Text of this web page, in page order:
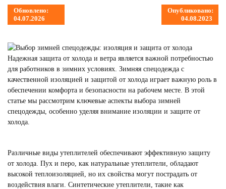
Обновлено:
04.07.2026
Опубликовано:
04.08.2023
Надежная защита от холода и ветра является важной потребностью
для работников в зимних условиях. Зимняя спецодежда с
качественной изоляцией и защитой от холода играет важную роль в
обеспечении комфорта и безопасности на рабочем месте. В этой
статье мы рассмотрим ключевые аспекты выбора зимней
спецодежды, особенно уделяя внимание изоляции и защите от
холода.
Различные виды утеплителей обеспечивают эффективную защиту
от холода. Пух и перо, как натуральные утеплители, обладают
высокой теплоизоляцией, но их свойства могут пострадать от
воздействия влаги. Синтетические утеплители, такие как